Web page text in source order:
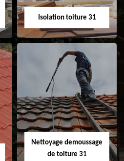
Isolation toiture 31
Isolation toiture 31
Nettoyage demoussage
de toiture 31